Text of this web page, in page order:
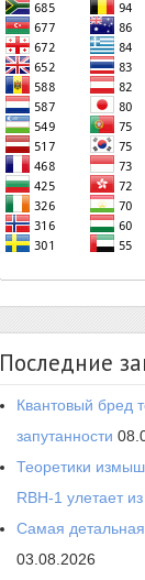
Последние
Квантовый бред
запутанности
Теоретики
RBH-1 улетает
Самая детальная
03.08.2026